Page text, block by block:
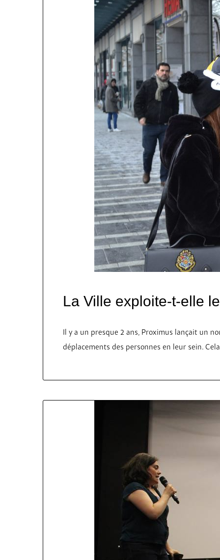
La Ville exploite-t-elle
Il y a un presque 2 ans, Proximus lançait un
déplacements des personnes en leur sein.